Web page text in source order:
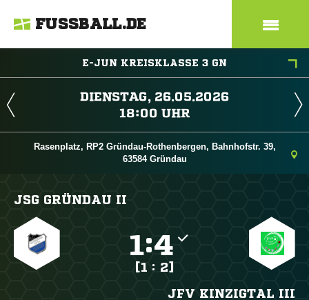
FUSSBALL.DE
E-JUN KREISKLASSE 3 GN
 
 
Rasenplatz, RP2 Gründau-Rothenbergen, Bahnhofstr. 39,
63584 Gründau
JSG GRÜNDAU II
:
[1 : 2]
JFV KINZIGTAL III